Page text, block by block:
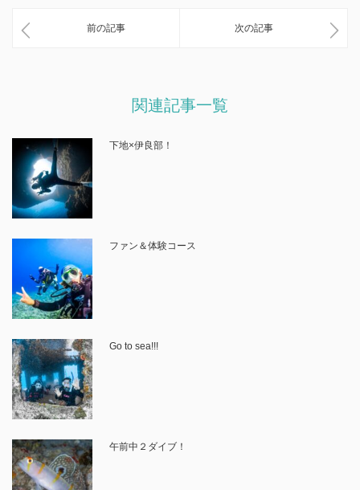
前の記事 次の記事
関連記事一覧
下地×伊良部！
ファン＆体験コース
Go to sea!!!
午前中２ダイブ！